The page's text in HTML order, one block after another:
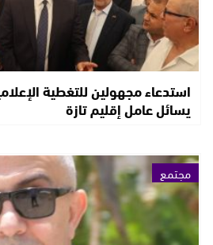
استدعاء مجهولين للتغطية
يسائل عامل إقليم تازة
مجتمع